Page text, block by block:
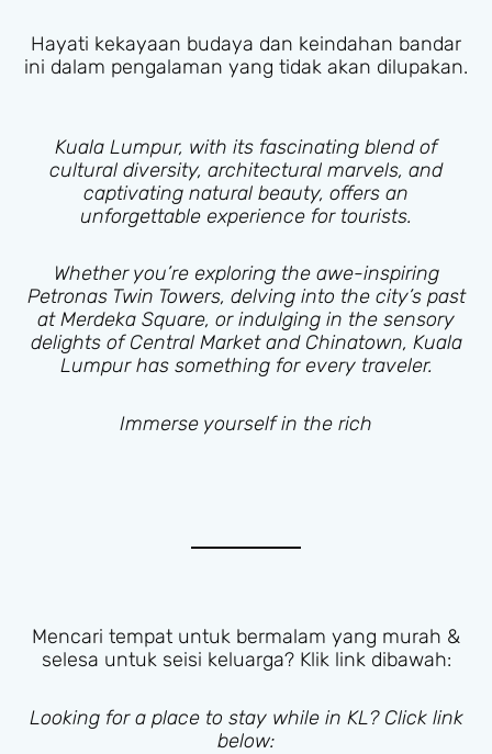
Hayati kekayaan budaya dan keindahan bandar
ini dalam pengalaman yang tidak akan dilupakan.
Kuala Lumpur, with its fascinating blend of
cultural diversity, architectural marvels, and
captivating natural beauty, offers an
unforgettable experience for tourists.
Whether you’re exploring the awe-inspiring
Petronas Twin Towers, delving into the city’s past
at Merdeka Square, or indulging in the sensory
delights of Central Market and Chinatown, Kuala
Lumpur has something for every traveler.
Immerse yourself in the rich
Mencari tempat untuk bermalam yang murah &
selesa untuk seisi keluarga? Klik link dibawah:
Looking for a place to stay while in KL? Click link
below: